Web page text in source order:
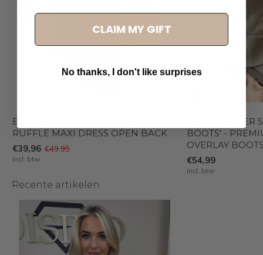
BORDEAUX - 'SUNNY DRESS' -
RUFFLE MAXI DRESS OPEN BACK
€39,96 €49,95
Incl. btw
KHAKI - 'BIKER
BOOTS' -
OVERLAY
€54,99
Incl. btw
Recente artikelen
CLAIM MY GIFT
No thanks, I don't like surprises